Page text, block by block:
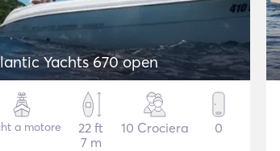
Yachts 670 open
a motore
22 ft
7 m
10 Crociera 0